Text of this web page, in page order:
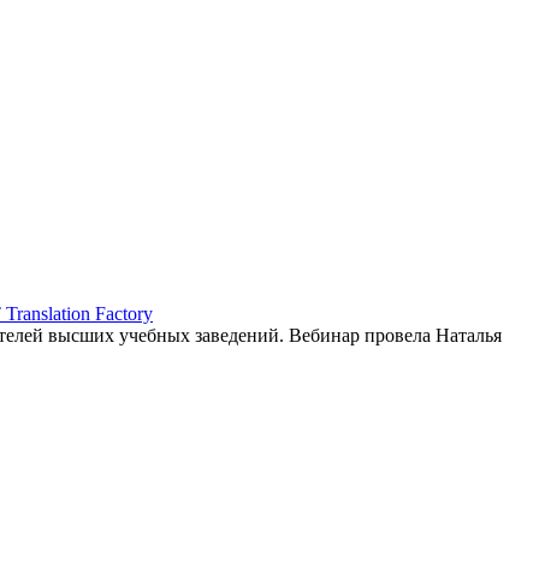
Factory
высших учебных заведений. Вебинар провела Наталья